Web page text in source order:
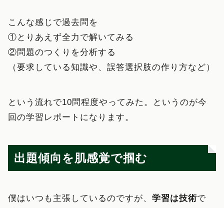
こんな感じで過去問を
①とりあえず全力で解いてみる
②問題のつくりを分析する
（要求している知識や、誤答選択肢の作り方など）
という流れで10問程度やってみた。というのが今
回の学習レポートになります。
出題傾向を肌感覚で掴む
僕はいつも主張しているのですが、学習は技術で